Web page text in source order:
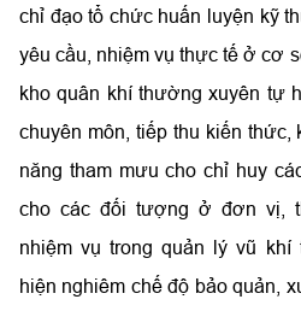
chỉ đạo tổ chức huấn luyện kỹ
yêu cầu, nhiệm vụ thực tế ở cơ
kho quân khí thường xuyên tự
chuyên môn, tiếp thu kiến thức,
năng tham mưu cho chỉ huy
cho các đối tượng ở đơn vị,
nhiệm vụ trong quản lý vũ
hiện nghiêm chế độ bảo quản,